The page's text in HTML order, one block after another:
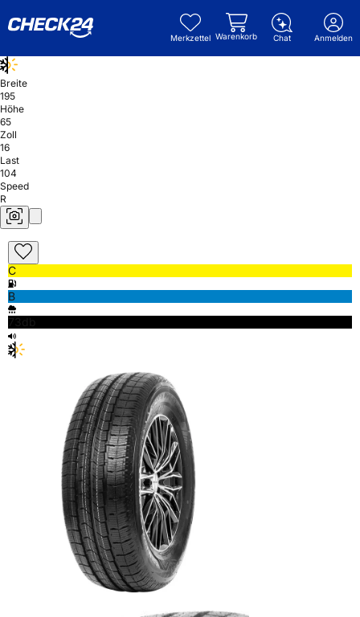
Merkzettel Warenkorb Chat Anmelden
Breite
195
Höhe
65
Zoll
16
Last
104
Speed
R
C
B
73db